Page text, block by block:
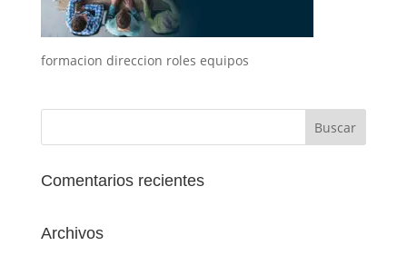
formacion direccion roles equipos
Comentarios recientes
Archivos